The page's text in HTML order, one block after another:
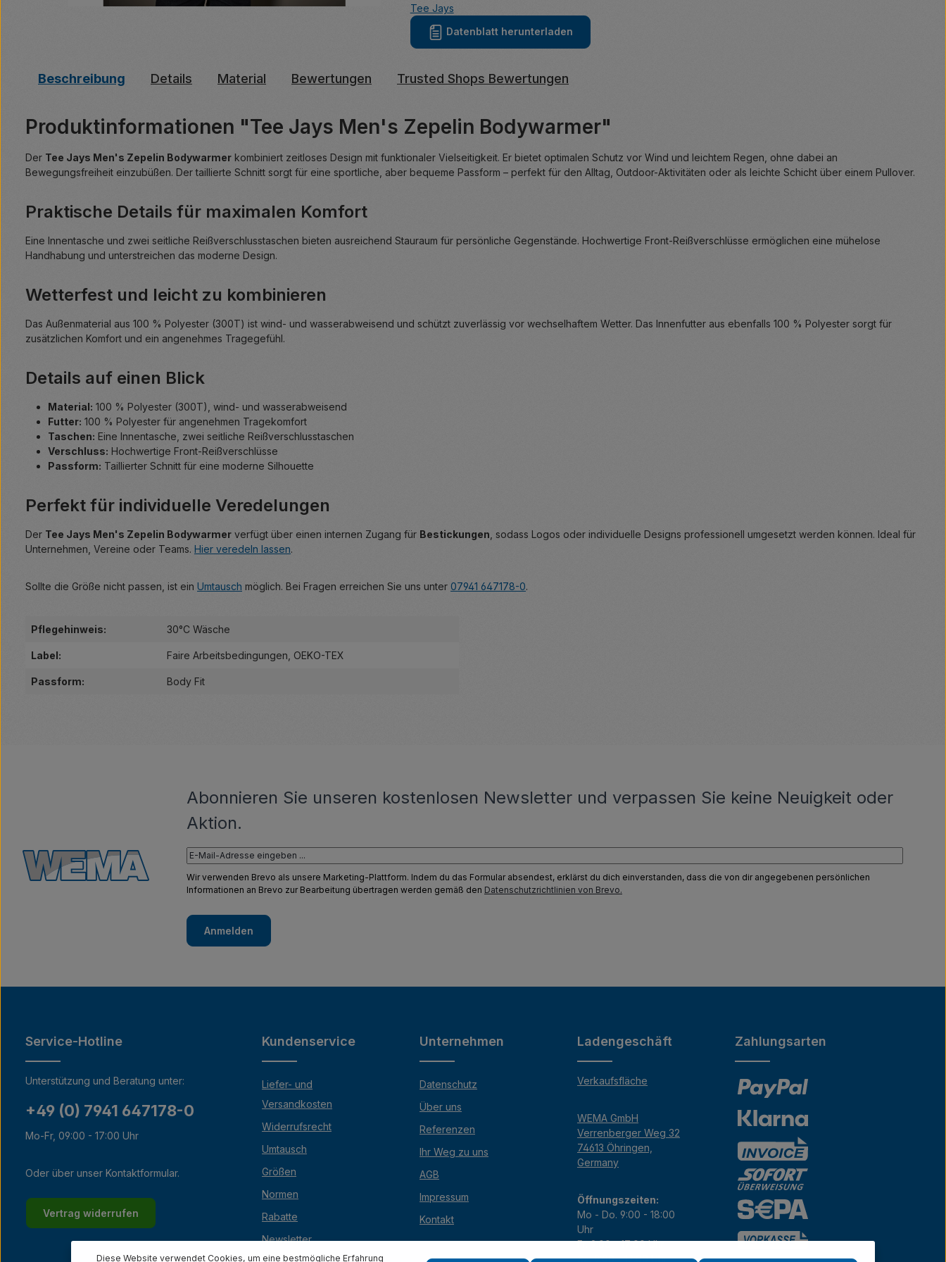
Tee Jays
Datenblatt herunterladen
Beschreibung Details Material Bewertungen Trusted Shops Bewertungen
Produktinformationen "Tee Jays Men's Zepelin Bodywarmer"
Der Tee Jays Men's Zepelin Bodywarmer kombiniert zeitloses Design mit funktionaler Vielseitigkeit. Er bietet optimalen Schutz vor Wind und leichtem Regen, ohne dabei an
Bewegungsfreiheit einzubüßen. Der taillierte Schnitt sorgt für eine sportliche, aber bequeme Passform – perfekt für den Alltag, Outdoor-Aktivitäten oder als leichte Schicht über einem Pullover.
Praktische Details für maximalen Komfort
Eine Innentasche und zwei seitliche Reißverschlusstaschen bieten ausreichend Stauraum für persönliche Gegenstände. Hochwertige Front-Reißverschlüsse ermöglichen eine mühelose
Handhabung und unterstreichen das moderne Design.
Wetterfest und leicht zu kombinieren
Das Außenmaterial aus 100 % Polyester (300T) ist wind- und wasserabweisend und schützt zuverlässig vor wechselhaftem Wetter. Das Innenfutter aus ebenfalls 100 % Polyester sorgt für
zusätzlichen Komfort und ein angenehmes Tragegefühl.
Details auf einen Blick
Material: 100 % Polyester (300T), wind- und wasserabweisend
Futter: 100 % Polyester für angenehmen Tragekomfort
Taschen: Eine Innentasche, zwei seitliche Reißverschlusstaschen
Verschluss: Hochwertige Front-Reißverschlüsse
Passform: Taillierter Schnitt für eine moderne Silhouette
Perfekt für individuelle Veredelungen
Der Tee Jays Men's Zepelin Bodywarmer verfügt über einen internen Zugang für Bestickungen , sodass Logos oder individuelle Designs professionell umgesetzt werden können. Ideal für
Unternehmen, Vereine oder Teams. Hier veredeln lassen.
Sollte die Größe nicht passen, ist ein Umtausch möglich. Bei Fragen erreichen Sie uns unter 07941 647178-0.
Pflegehinweis: 30°C Wäsche
Label: Faire Arbeitsbedingungen , OEKO-TEX
Passform: Body Fit
Abonnieren Sie unseren kostenlosen Newsletter und verpassen Sie keine Neuigkeit oder
Aktion.
Wir verwenden Brevo als unsere Marketing-Plattform. Indem du das Formular absendest, erklärst du dich einverstanden, dass die von dir angegebenen persönlichen
Informationen an Brevo zur Bearbeitung übertragen werden gemäß den Datenschutzrichtlinien von Brevo.
Anmelden
Service-Hotline
Unterstützung und Beratung unter:
+49 (0) 7941 647178-0
Mo-Fr, 09:00 - 17:00 Uhr
Oder über unser Kontaktformular.
Vertrag widerrufen
Kundenservice
Liefer- und
Versandkosten
Widerrufsrecht
Umtausch
Größen
Normen
Rabatte
Newsletter
Unternehmen
Datenschutz
Über uns
Referenzen
Ihr Weg zu uns
AGB
Impressum
Kontakt
Ladengeschäft
Verkaufsfläche
WEMA GmbH
Verrenberger Weg 32
74613 Öhringen,
Germany
Öffnungszeiten:
Mo - Do. 9:00 - 18:00
Uhr
Fr. 9:00 - 17:00 Uhr
Sa. 9:00 - 12:00 Uhr
Zahlungsarten
Diese Website verwendet Cookies, um eine bestmögliche Erfahrung